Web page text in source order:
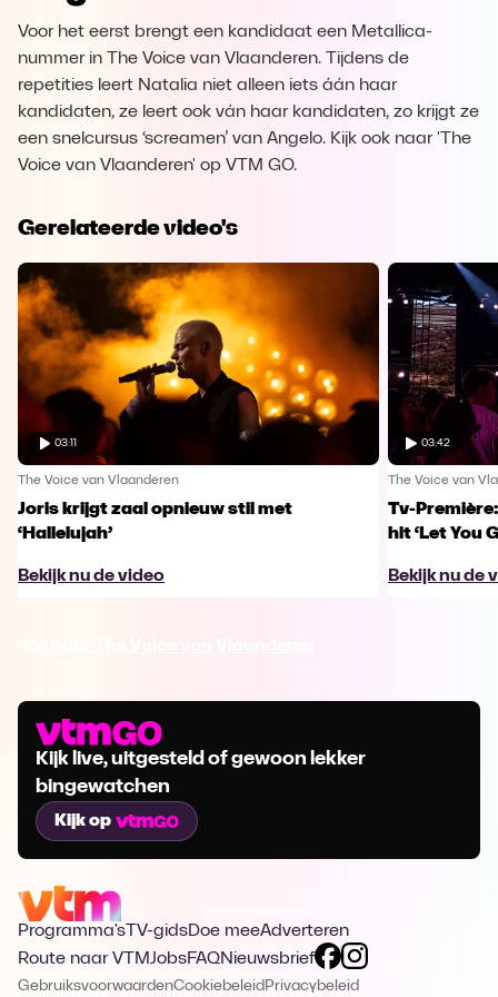
Voor het eerst brengt een kandidaat een Metallica-
nummer in The Voice van Vlaanderen. Tijdens de
repetities leert Natalia niet alleen iets áán haar
kandidaten, ze leert ook ván haar kandidaten, zo krijgt ze
een snelcursus ‘screamen’ van Angelo. Kijk ook naar 'The
Voice van Vlaanderen' op VTM GO.
Gerelateerde video's
03:11
The Voice van Vlaanderen
Joris krijgt zaal opnieuw stil met
‘Hallelujah’
Bekijk nu de video
03:42
The Voice van
Tv-
hit ‘Let You
Bekijk nu de
Kijk live, uitgesteld of gewoon lekker
bingewatchen
Kijk op
Programma's TV-gidsDoe meeAdverteren
Route naar VTMJobsFAQNieuwsbrief
GebruiksvoorwaardenCookiebeleid Privacybeleid